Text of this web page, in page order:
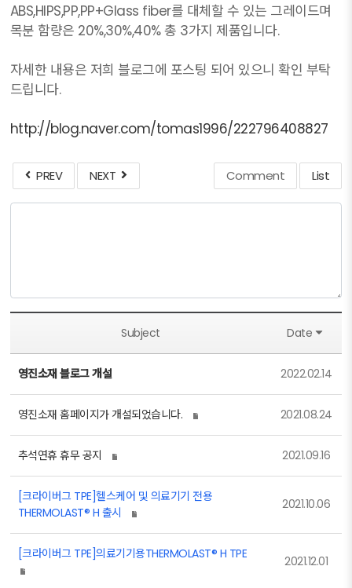
ABS,HIPS,PP,PP+Glass fiber를 대체할 수 있는 그레이드며
목분 함량은 20%,30%,40% 총 3가지 제품입니다.
자세한 내용은 저희 블로그에 포스팅 되어 있으니 확인 부탁
드립니다.
http://blog.naver.com/tomas1996/222796408827
PREV NEXT Comment List
Subject Date
영진소재 블로그 개설 2022.02.14
영진소재 홈페이지가 개설되었습니다. 2021.08.24
추석연휴 휴무 공지 2021.09.16
[크라이버그 TPE]헬스케어 및 의료기기 전용
THERMOLAST® H 출시
2021.10.06
[크라이버그 TPE]의료기기용THERMOLAST® H TPE 2021.12.01